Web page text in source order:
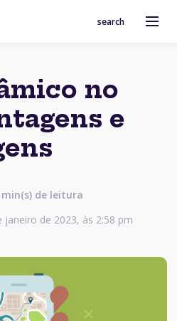
search
no
e
min(s) de leitura
de 2023, às 2:58 pm